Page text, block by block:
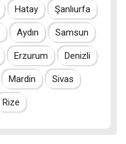
Hatay Şanlıurfa
Aydın Samsun
Erzurum Denizli
Mardin Sivas
Rize